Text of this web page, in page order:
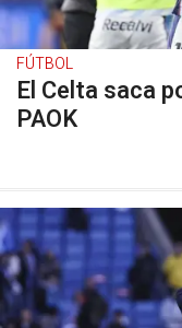
FÚTBOL
El Celta saca
PAOK